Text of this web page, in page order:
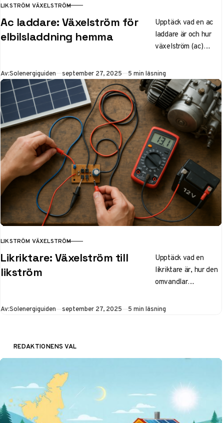
KATEGORI
LIKSTRÖM VÄXELSTRÖM
Ac laddare: Växelström för
elbilsladdning hemma
Upptäck vad en ac
laddare är och hur
växelström (ac)
likström (dc) för
elbilsladdning. Lär
dig installation
hemma, integration
med solceller,
kostnader och bidrag
i Sverige för smart
och billig laddning.
Av:Solenergiguiden Publicerad
september 27, 2025 5 min läsning
KATEGORI
LIKSTRÖM VÄXELSTRÖM
Likriktare: Växelström till
likström
Upptäck vad en
likriktare är, hur den
omvandlar
likström (DC) med
Av:Solenergiguiden Publicerad
september 27, 2025 5 min läsning
REDAKTIONENS VAL